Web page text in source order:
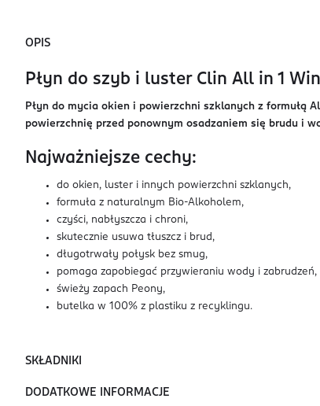
OPIS
Płyn do szyb i luster Clin All in 1
Płyn do mycia okien i powierzchni szklanych z formułą
powierzchnię przed ponownym osadzaniem się brudu i
Najważniejsze cechy:
do okien, luster i innych powierzchni szklanych,
formuła z naturalnym Bio-Alkoholem,
czyści, nabłyszcza i chroni,
skutecznie usuwa tłuszcz i brud,
długotrwały połysk bez smug,
pomaga zapobiegać przywieraniu wody i zabrudzeń,
świeży zapach Peony,
butelka w 100% z plastiku z recyklingu.
SKŁADNIKI
DODATKOWE INFORMACJE